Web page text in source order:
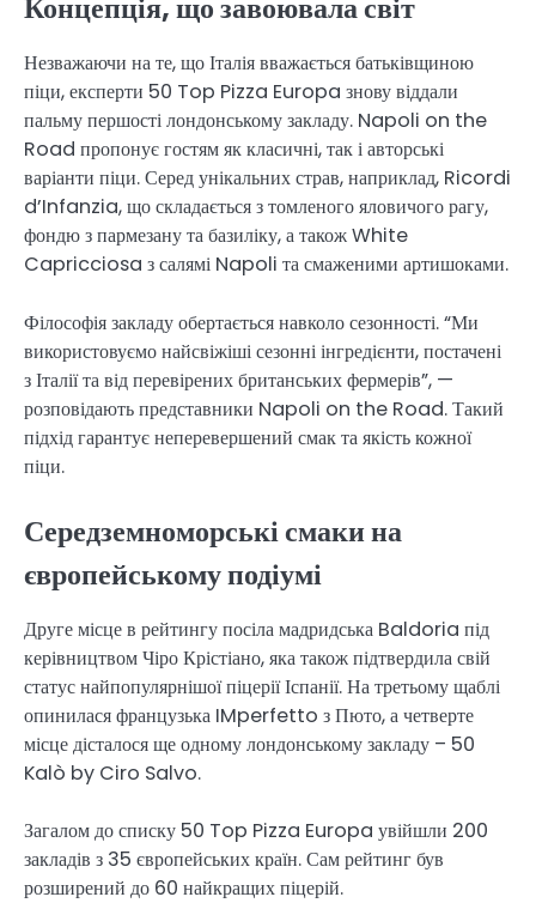
Концепція, що завоювала світ
Незважаючи на те, що Італія вважається батьківщиною
піци, експерти 50 Top Pizza Europa знову віддали
пальму першості лондонському закладу. Napoli on the
Road пропонує гостям як класичні, так і авторські
варіанти піци. Серед унікальних страв, наприклад, Ricordi
d’Infanzia, що складається з томленого яловичого рагу,
фондю з пармезану та базиліку, а також White
Capricciosa з салямі Napoli та смаженими артишоками.
Філософія закладу обертається навколо сезонності. “Ми
використовуємо найсвіжіші сезонні інгредієнти, постачені
з Італії та від перевірених британських фермерів”, —
розповідають представники Napoli on the Road. Такий
підхід гарантує неперевершений смак та якість кожної
піци.
Середземноморські смаки на
європейському подіумі
Друге місце в рейтингу посіла мадридська Baldoria під
керівництвом Чіро Крістіано, яка також підтвердила свій
статус найпопулярнішої піцерії Іспанії. На третьому щаблі
опинилася французька IMperfetto з Пюто, а четверте
місце дісталося ще одному лондонському закладу – 50
Kalò by Ciro Salvo.
Загалом до списку 50 Top Pizza Europa увійшли 200
закладів з 35 європейських країн. Сам рейтинг був
розширений до 60 найкращих піцерій.